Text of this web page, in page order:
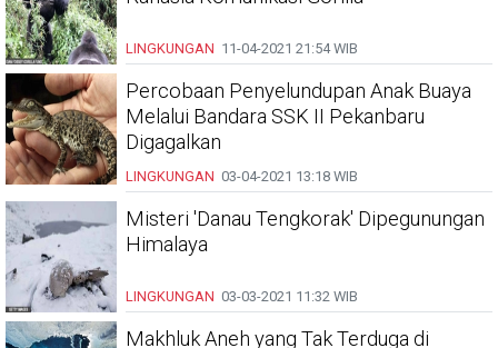
LINGKUNGAN 11-04-2021 21:54 WIB
Percobaan Penyelundupan Anak Buaya
Melalui Bandara SSK II Pekanbaru
Digagalkan
LINGKUNGAN 03-04-2021 13:18 WIB
Misteri 'Danau Tengkorak' Dipegunungan
Himalaya
LINGKUNGAN 03-03-2021 11:32 WIB
Makhluk Aneh yang Tak Terduga di